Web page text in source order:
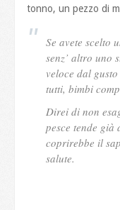
tonno, un pezzo di
Se avete scelto
senz’ altro uno
veloce dal
tutti, bimbi
Direi di non
pesce tende già
coprirebbe il
salute.